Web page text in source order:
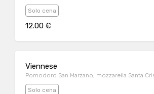
Solo cena
12.00 €
Viennese
Pomodoro San Marzano, mozzarella Santa
Solo cena